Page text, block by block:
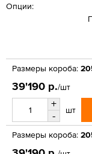
Опции:
Размеры короба:
39'190 р./шт
+
-
шт
Размеры короба: